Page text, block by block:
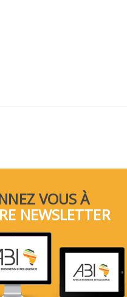
VOUS À
NEWSLETTER